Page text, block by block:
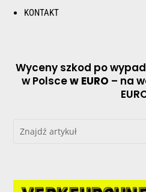
KONTAKT
Wyceny szkod po
w Polscew EURO – na